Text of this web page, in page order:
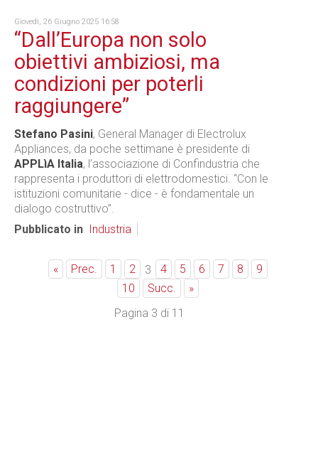
Giovedì, 26 Giugno 2025 16:58
“Dall’Europa non solo
obiettivi ambiziosi, ma
condizioni per poterli
raggiungere”
Stefano Pasini, General Manager di Electrolux
Appliances, da poche settimane è presidente di
APPLìA Italia, l’associazione di Confindustria che
rappresenta i produttori di elettrodomestici. “Con le
istituzioni comunitarie - dice - è fondamentale un
dialogo costruttivo”.
Pubblicato in
Industria
« Prec. 1 2 3 4 5 6 7 8
9
10
Succ.
»
Pagina 3 di 11